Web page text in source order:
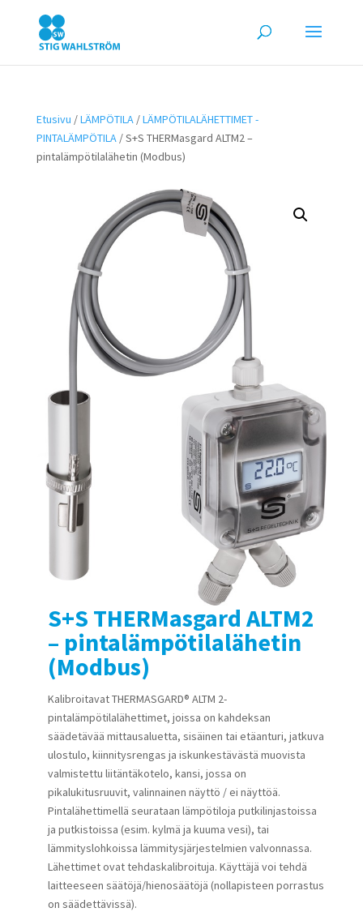
Etusivu /LÄMPÖTILA/LÄMPÖTILALÄHETTIMET -
PINTALÄMPÖTILA/ S+S THERMasgard ALTM2 –
pintalämpötilalähetin (Modbus)
S+S THERMasgard ALTM2
– pintalämpötilalähetin
(Modbus)
Kalibroitavat THERMASGARD® ALTM 2-
pintalämpötilalähettimet, joissa on kahdeksan
säädetävää mittausaluetta, sisäinen tai etäanturi, jatkuva
ulostulo, kiinnitysrengas ja iskunkestävästä muovista
valmistettu liitäntäkotelo, kansi, jossa on
pikalukitusruuvit, valinnainen näyttö / ei näyttöä.
Pintalähettimellä seurataan lämpötiloja putkilinjastoissa
ja putkistoissa (esim. kylmä ja kuuma vesi), tai
lämmityslohkoissa lämmitysjärjestelmien valvonnassa.
Lähettimet ovat tehdaskalibroituja. Käyttäjä voi tehdä
laitteeseen säätöjä/hienosäätöjä (nollapisteen porrastus
on säädettävissä).